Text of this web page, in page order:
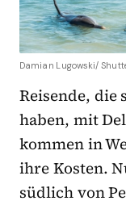
Damian Lugowski/
Reisende, die
haben, mit
kommen in
ihre Kosten.
südlich von